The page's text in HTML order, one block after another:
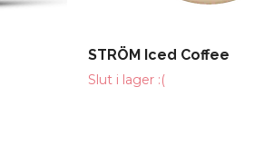
STRÖM Iced Coffee
Slut i lager :(